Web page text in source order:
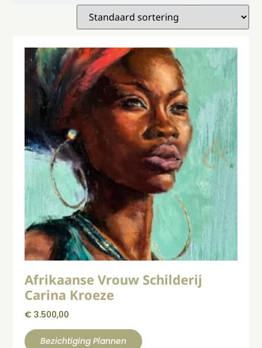
Afrikaanse Vrouw Schilderij
Carina Kroeze
€ 3.500,00
Bezichtiging Plannen